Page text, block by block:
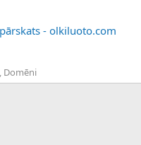
- olkiluoto.com
Domēni